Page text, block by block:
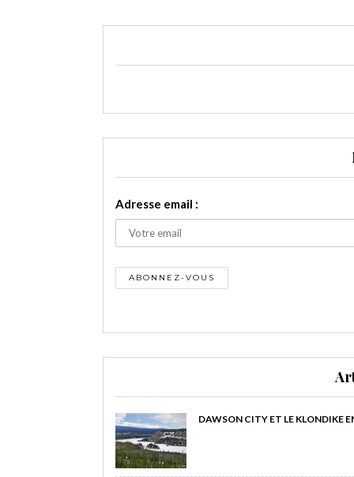
Adresse email :
DAWSON CITY ET LE KLONDIKE